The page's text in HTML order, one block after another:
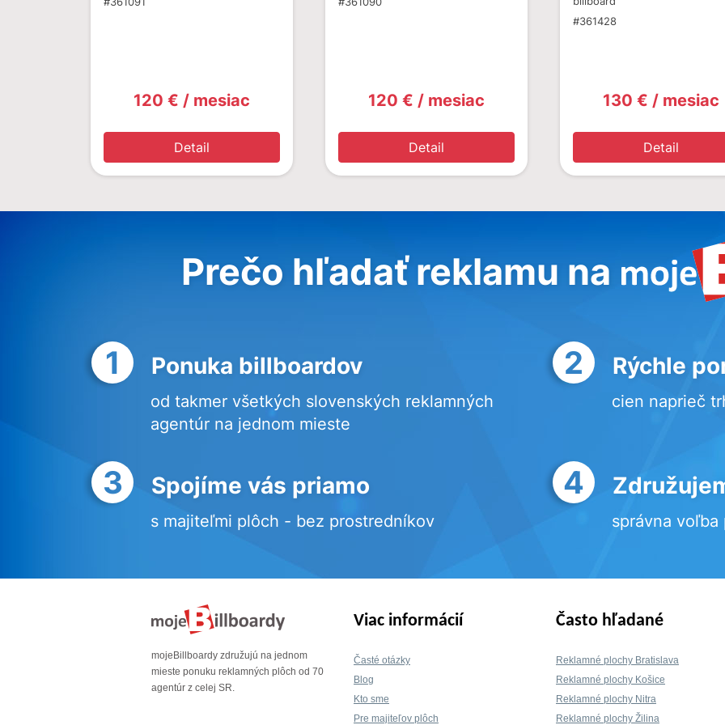
120 € / mesiac
Detail
120 € / mesiac
Detail
#361428
130 € / mesiac
Detail
Prečo hľadať reklamu na
1 Ponuka billboardov
od takmer všetkých slovenských reklamných
agentúr na jednom mieste
2 Rýchle
cien naprieč
3 Spojíme vás priamo
s majiteľmi plôch - bez prostredníkov
4
správna voľba
mojeBillboardy združujú na jednom
mieste ponuku reklamných plôch od 70
agentúr z celej SR.
Viac informácií
Časté otázky
Blog
Kto sme
Pre majiteľov plôch
Často hľadané
Reklamné plochy Bratislava
Reklamné plochy Košice
Reklamné plochy Nitra
Reklamné plochy Žilina